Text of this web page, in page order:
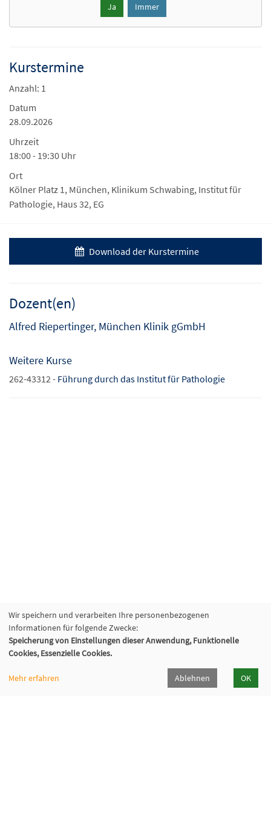
Ja Immer
Kurstermine
Anzahl: 1
Datum
28.09.2026
Uhrzeit
18:00 - 19:30 Uhr
Ort
Kölner Platz 1, München, Klinikum Schwabing, Institut für
Pathologie, Haus 32, EG
Download der Kurstermine
Dozent(en)
Alfred Riepertinger, München Klinik gGmbH
Weitere Kurse
262-43312 - Führung durch das Institut für Pathologie
Wir speichern und verarbeiten Ihre personenbezogenen
Informationen für folgende Zwecke:
Speicherung von Einstellungen dieser Anwendung, Funktionelle
Cookies, Essenzielle Cookies.
Mehr erfahren Ablehnen OK